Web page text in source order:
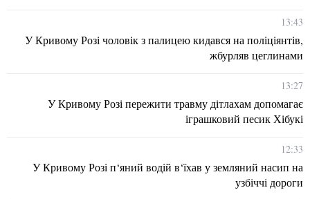
13:43
У Кривому Розі чоловік з палицею кидався на поліціянтів,
жбурляв цеглинами
13:27
У Кривому Розі пережити травму дітлахам допомагає
іграшковий песик Хібукі
12:33
У Кривому Розі п‘яний водій в‘їхав у земляний насип на
узбіччі дороги